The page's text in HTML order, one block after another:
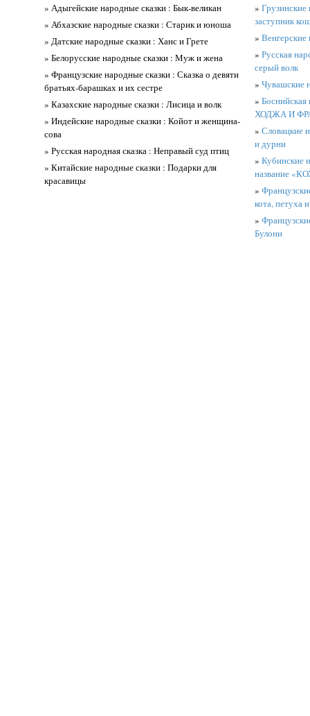
» Адыгейские народные сказки : Бык-великан
» Абхазские народные сказки : Старик и юноша
» Датские народные сказки : Ханс и Грете
» Белорусские народные сказки : Муж и жена
» Французские народные сказки : Сказка о девяти
братьях-барашках и их сестре
» Казахские народные сказки : Лисица и волк
» Индейские народные сказки : Койот и женщина-
сова
» Русская народная сказка : Неправый суд птиц
» Китайские народные сказки : Подарки для
красавицы
» Грузинские
заступник
»
» Русская
серый волк
» Чувашские
»
ХОДЖА И
» Словацкие
и дурни
» Кубинские
название
»
кота, петуха
»
Булони